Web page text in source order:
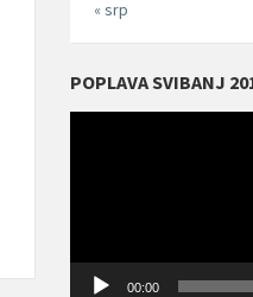
« srp
POPLAVA SVIBANJ
00:00